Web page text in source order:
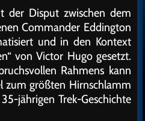
der Disput zwischen dem
Commander Eddington
und in den Kontext
von Victor Hugo gesetzt.
Rahmens kann
zum größten Hirnschlamm
jährigen Trek-Geschichte